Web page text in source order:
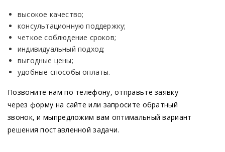
высокое качество;
консультационную поддержку;
четкое соблюдение сроков;
индивидуальный подход;
выгодные цены;
удобные способы оплаты.
Позвоните нам по телефону, отправьте заявку
через форму на сайте или запросите обратный
звонок, и мыпредложим вам оптимальный вариант
решения поставленной задачи.